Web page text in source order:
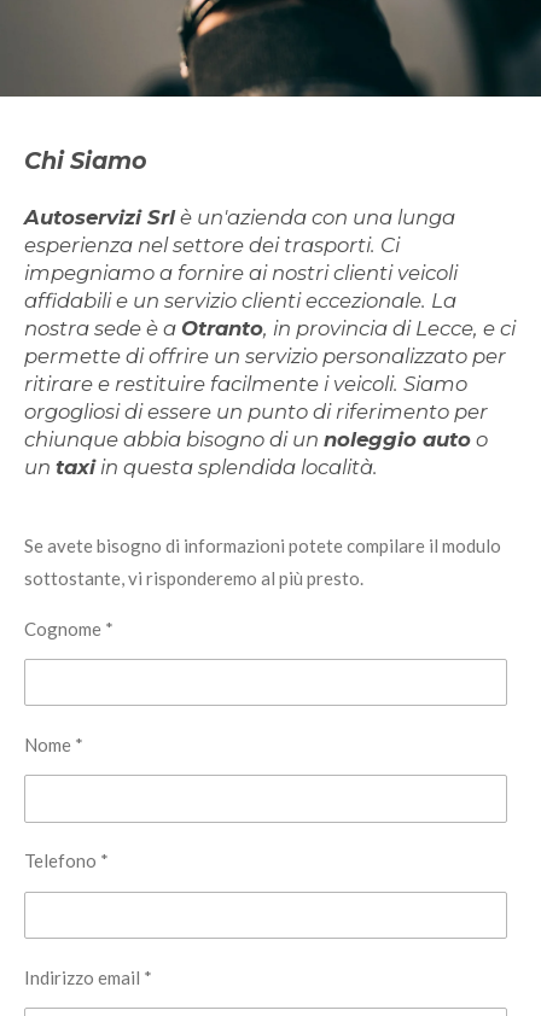
Chi Siamo
Autoservizi Srlè un'azienda con una lunga
esperienza nel settore dei trasporti. Ci
impegniamo a fornire ai nostri clienti veicoli
affidabili e un servizio clienti eccezionale. La
nostra sede è a Otranto, in provincia di Lecce, e ci
permette di offrire un servizio personalizzato per
ritirare e restituire facilmente i veicoli. Siamo
orgogliosi di essere un punto di riferimento per
chiunque abbia bisogno di un noleggio auto o
un taxiin questa splendida località.
Se avete bisogno di informazioni potete compilare il modulo
sottostante, vi risponderemo al più presto.
Cognome *
Nome *
Telefono *
Indirizzo email *